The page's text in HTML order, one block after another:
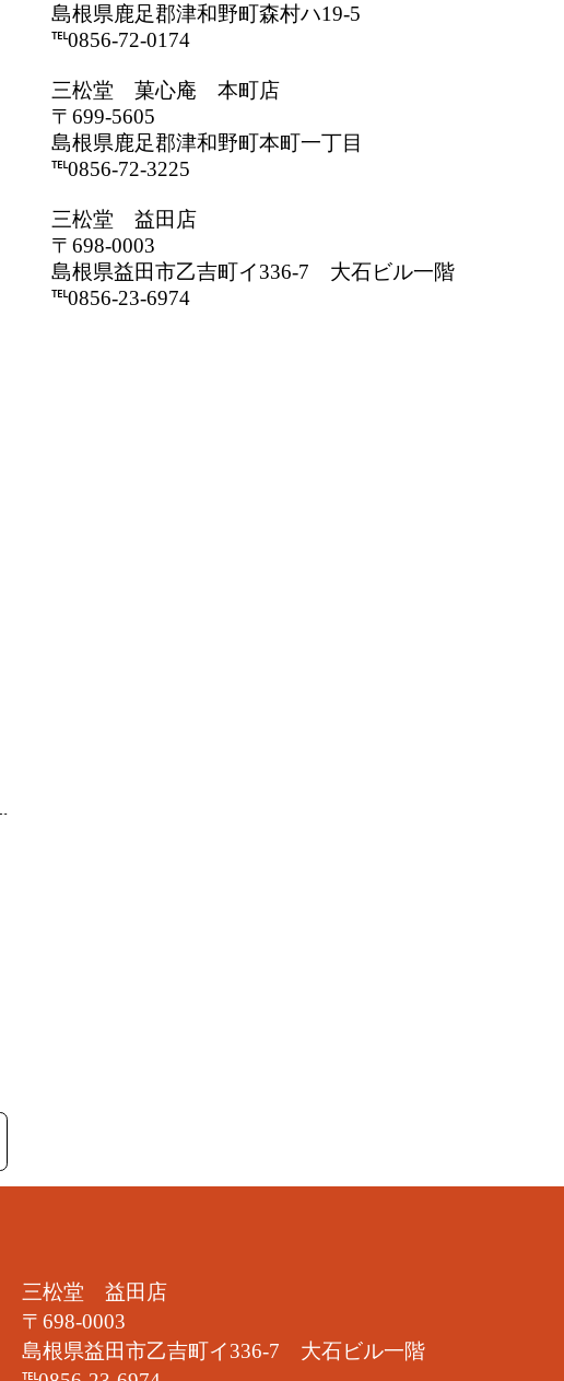
島根県鹿足郡津和野町森村ハ19-5
℡0856-72-0174
三松堂 菓心庵 本町店
〒699-5605
島根県鹿足郡津和野町本町一丁目
℡0856-72-3225
三松堂 益田店
〒698-0003
島根県益田市乙吉町イ336-7 大石ビル一階
℡0856-23-6974
三松堂 益田店
〒698-0003
島根県益田市乙吉町イ336-7 大石ビル一階